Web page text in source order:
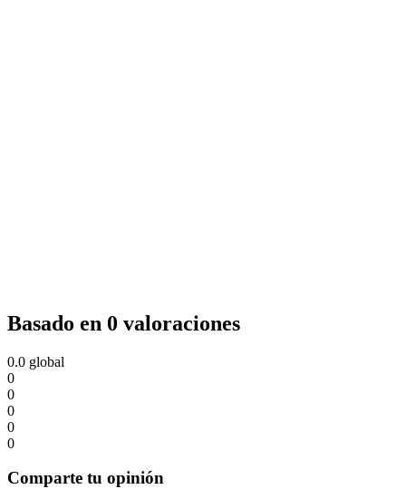
Basado en 0 valoraciones
0.0 global
0
0
0
0
0
Comparte tu opinión